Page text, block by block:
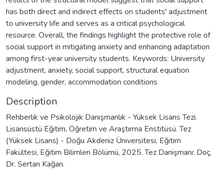
has both direct and indirect effects on students' adjustment
to university life and serves as a critical psychological
resource. Overall, the findings highlight the protective role of
social support in mitigating anxiety and enhancing adaptation
among first-year university students. Keywords: University
adjustment, anxiety, social support, structural equation
modeling, gender, accommodation conditions
Description
Rehberlik ve Psikolojik Danışmanlık - Yüksek Lisans Tezi.
Lisansüstü Eğitim, Öğretim ve Araştırma Enstitüsü. Tez
(Yüksek Lisans) - Doğu Akdeniz Üniversitesi, Eğitim
Fakültesi, Eğitim Bilimleri Bölümü, 2025. Tez Danişmanı: Doç.
Dr. Sertan Kağan.